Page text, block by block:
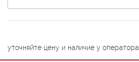
уточняйте цену и наличие у оператора